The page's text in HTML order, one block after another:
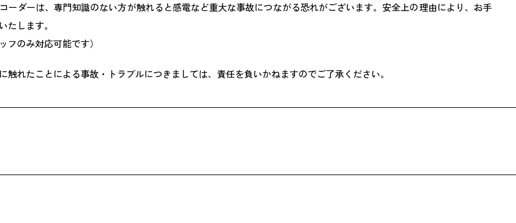
ーダーは、専門知識のない方が触れると感電など重大な事故につながる恐れがございます。安全上の理由により、お手
たします。
フのみ対応可能です）
触れたことによる事故・トラブルにつきましては、責任を負いかねますのでご了承ください。